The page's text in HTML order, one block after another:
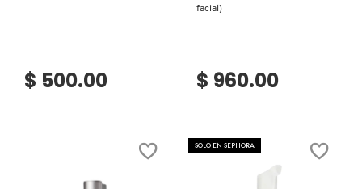
$ 500.00
facial)
$ 960.00
SOLO EN SEPHORA